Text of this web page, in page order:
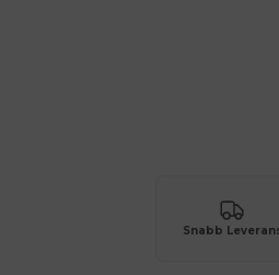
Snabb